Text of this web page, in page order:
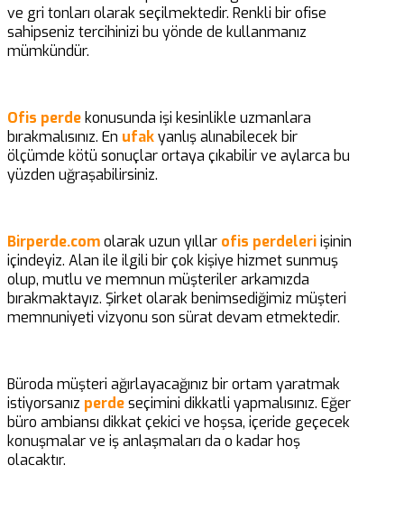
ve gri tonları olarak seçilmektedir. Renkli bir ofise
sahipseniz tercihinizi bu yönde de kullanmanız
mümkündür.
Ofis perdekonusunda işi kesinlikle uzmanlara
bırakmalısınız. En ufakyanlış alınabilecek bir
ölçümde kötü sonuçlar ortaya çıkabilir ve aylarca bu
yüzden uğraşabilirsiniz.
Birperde.comolarak uzun yıllar ofis perdeleriişinin
içindeyiz. Alan ile ilgili bir çok kişiye hizmet sunmuş
olup, mutlu ve memnun müşteriler arkamızda
bırakmaktayız. Şirket olarak benimsediğimiz müşteri
memnuniyeti vizyonu son sürat devam etmektedir.
Büroda müşteri ağırlayacağınız bir ortam yaratmak
istiyorsanız perdeseçimini dikkatli yapmalısınız. Eğer
büro ambiansı dikkat çekici ve hoşsa, içeride geçecek
konuşmalar ve iş anlaşmaları da o kadar hoş
olacaktır.